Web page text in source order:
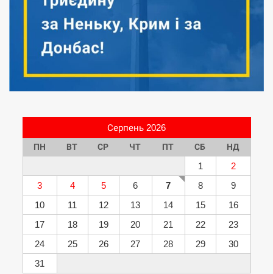
Серпень 2026
ПН ВТ СР ЧТ ПТ СБ НД
1
2
3
4 5 6 7 8
9
10
11 12 13 14 15
16
17
18 19 20 21 22
23
24
25 26 27 28 29
30
31